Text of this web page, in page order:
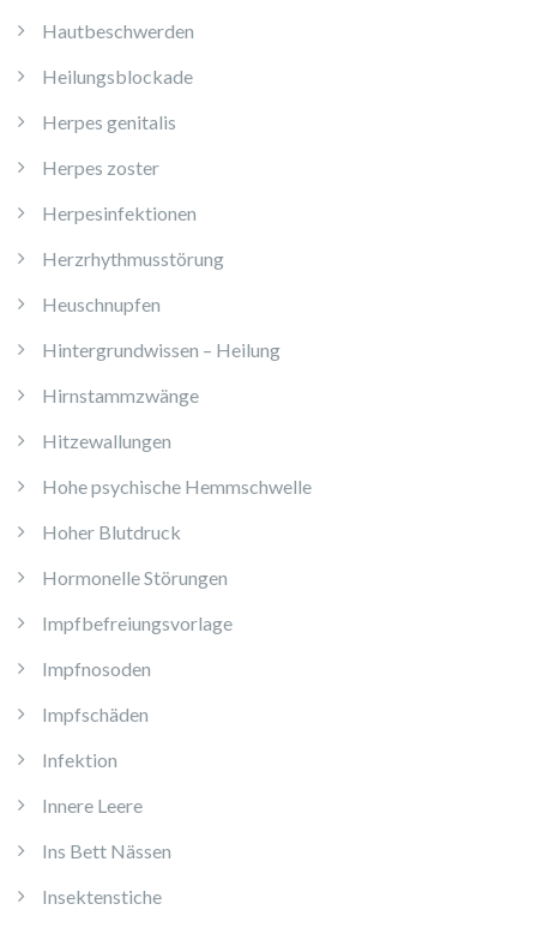
Hautbeschwerden
Heilungsblockade
Herpes genitalis
Herpes zoster
Herpesinfektionen
Herzrhythmusstörung
Heuschnupfen
Hintergrundwissen – Heilung
Hirnstammzwänge
Hitzewallungen
Hohe psychische Hemmschwelle
Hoher Blutdruck
Hormonelle Störungen
Impfbefreiungsvorlage
Impfnosoden
Impfschäden
Infektion
Innere Leere
Ins Bett Nässen
Insektenstiche